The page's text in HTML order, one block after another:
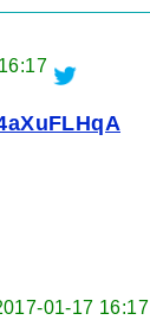
01-17 16:17